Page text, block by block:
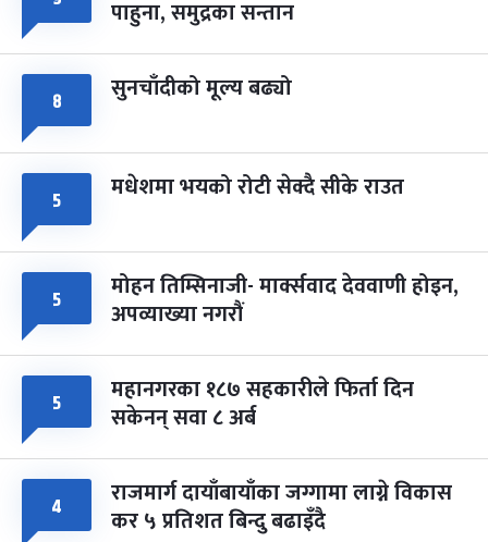
चैत्र ८, २०८३-Mar 22, 2027
पाहुना, समुद्रका सन्तान
८ सुनचाँदीको मूल्य बढ्यो
५ मधेशमा भयको रोटी सेक्दै सीके राउत
५ मोहन तिम्सिनाजी- मार्क्सवाद देववाणी होइन,
अपव्याख्या नगरौं
५ महानगरका १८७ सहकारीले फिर्ता दिन
सकेनन् सवा ८ अर्ब
४ राजमार्ग दायाँबायाँका जग्गामा लाग्ने विकास
कर ५ प्रतिशत बिन्दु बढाइँदै